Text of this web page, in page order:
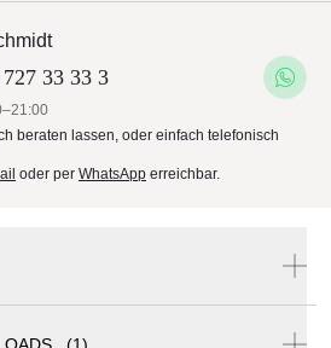
33 33 3
beraten lassen, oder einfach telefonisch
oder per WhatsApp erreichbar.
(1)